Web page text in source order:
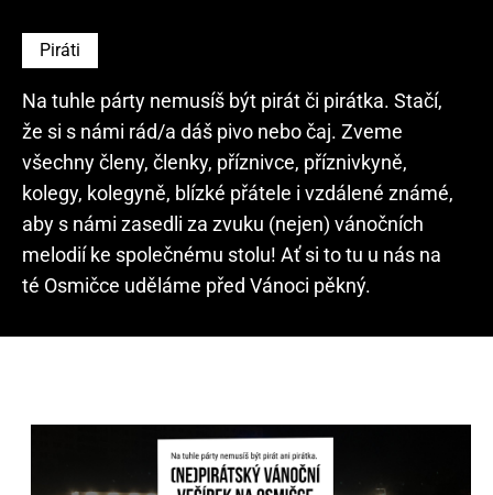
Piráti
Na tuhle párty nemusíš být pirát či pirátka. Stačí,
že si s námi rád/a dáš pivo nebo čaj. Zveme
všechny členy, členky, příznivce, příznivkyně,
kolegy, kolegyně, blízké přátele i vzdálené známé,
aby s námi zasedli za zvuku (nejen) vánočních
melodií ke společnému stolu! Ať si to tu u nás na
té Osmičce uděláme před Vánoci pěkný.